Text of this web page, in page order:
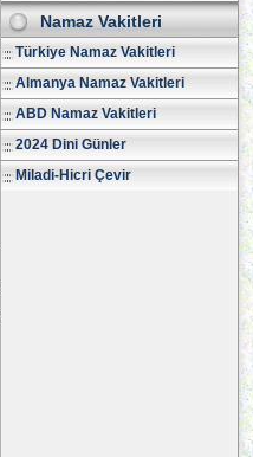
Namaz Vakitleri
Türkiye Namaz Vakitleri
Almanya Namaz Vakitleri
ABD Namaz Vakitleri
2024 Dini Günler
Miladi-Hicri Çevir